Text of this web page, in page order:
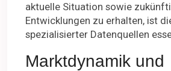
aktuelle Situation sowie
Entwicklungen zu erhalten, ist
spezialisierter Datenquellen
Marktdynamik und